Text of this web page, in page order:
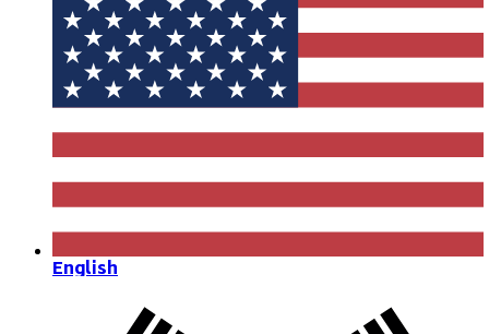
English